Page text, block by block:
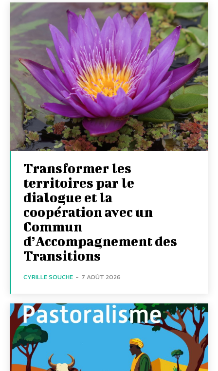
Transformer les
territoires par le
dialogue et la
coopération avec un
Commun
d’Accompagnement des
Transitions
CYRILLE SOUCHE - 7 AOÛT 2026